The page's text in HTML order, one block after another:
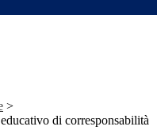
>
di corresponsabilità